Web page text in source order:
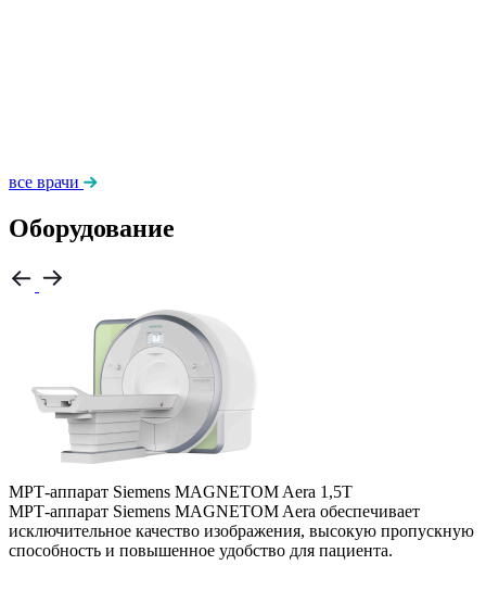
все врачи
Оборудование
МРТ-аппарат Siemens MAGNETOM Aera 1,5Т
МРТ-аппарат Siemens MAGNETOM Aera обеспечивает
исключительное качество изображения, высокую пропускную
способность и повышенное удобство для пациента.